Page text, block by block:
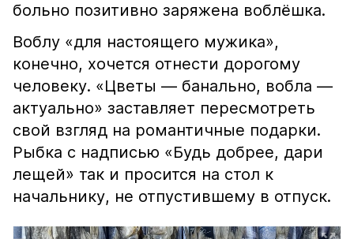
больно позитивно заряжена воблёшка.
Воблу «для настоящего мужика»,
конечно, хочется отнести дорогому
человеку. «Цветы — банально, вобла —
актуально» заставляет пересмотреть
свой взгляд на романтичные подарки.
Рыбка с надписью «Будь добрее, дари
лещей» так и просится на стол к
начальнику, не отпустившему в отпуск.